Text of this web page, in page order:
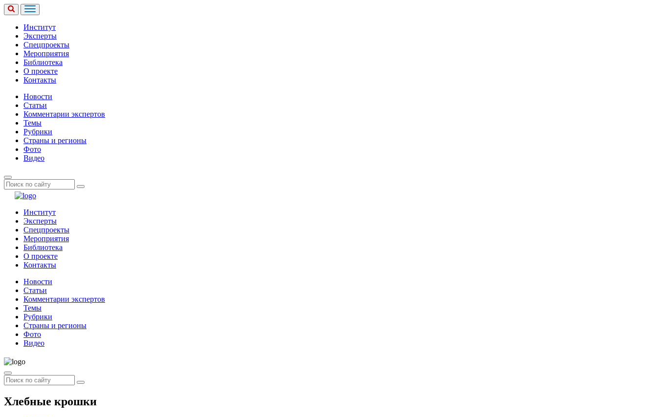
Институт
Эксперты
Спецпроекты
Мероприятия
Библиотека
О проекте
Контакты
Новости
Статьи
Комментарии экспертов
Темы
Рубрики
Страны и регионы
Фото
Видео
Институт
Эксперты
Спецпроекты
Мероприятия
Библиотека
О проекте
Контакты
Новости
Статьи
Комментарии экспертов
Темы
Рубрики
Страны и регионы
Фото
Видео
Хлебные крошки